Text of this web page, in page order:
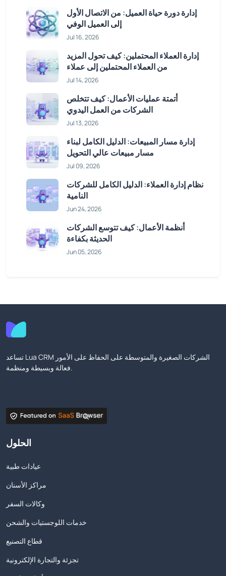
إدارة دورة حياة العميل: من الاتصال الأول
إلى العميل الوفي
Jul 16, 2026
إدارة العملاء المحتملين: كيف تحول المزيد
من العملاء المحتملين إلى عملاء
Jul 14, 2026
أتمتة عمليات الأعمال: كيف تتخلص
الشركات من العمل اليدوي
Jul 13, 2026
إدارة مسار المبيعات: الدليل الكامل لبناء
مسار مبيعات عالي التحويل
Jul 09, 2026
نظام إدارة العملاء: الدليل الكامل للشركات
النامية
Jun 24, 2026
أنظمة الأعمال: كيف تتوسع الشركات
الحديثة بكفاءة
Jun 05, 2026
تساعد Lua CRM الشركات الصغيرة والمتوسطة على الحفاظ على الأمور
فعالة وبسيطة ومنظمة.
الحلول
عيادات طبية
مراكز الأسنان
وكالات السفر
خدمات اللوجستيات والشحن
قطاع التصنيع
تجزئة والتجارة الإلكترونية